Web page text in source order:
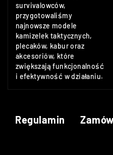
survivalowców,
przygotowaliśmy
najnowsze modele
kamizelek taktycznych,
plecaków, kabur oraz
akcesoriów, które
zwiększają funkcjonalność
i efektywność w działaniu.
Regulamin